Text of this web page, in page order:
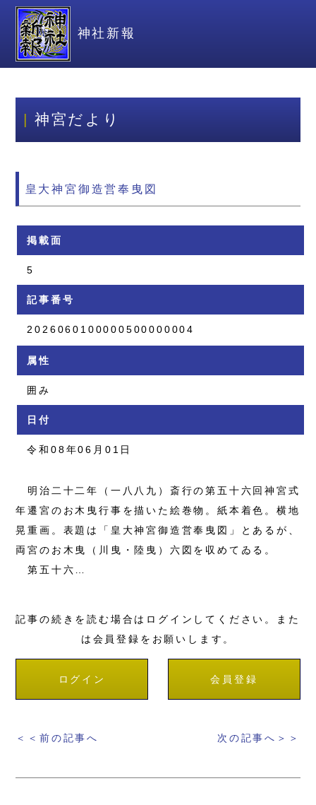
神社新報
神宮だより
皇大神宮御造営奉曳図
掲載面
5
記事番号
2026060100000500000004
属性
囲み
日付
令和08年06月01日
明治二十二年（一八八九）斎行の第五十六回神宮式
年遷宮のお木曳行事を描いた絵巻物。紙本着色。横地
晃重画。表題は「皇大神宮御造営奉曳図」とあるが、
両宮のお木曳（川曳・陸曳）六図を収めてゐる。
第五十六…
記事の続きを読む場合はログインしてください。また
は会員登録をお願いします。
ログイン 会員登録
＜＜前の記事へ 次の記事へ＞＞